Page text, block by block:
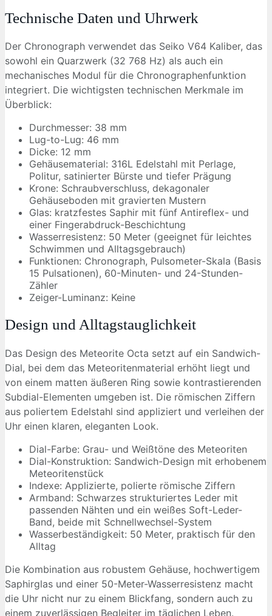
Technische Daten und Uhrwerk
Der Chronograph verwendet das Seiko V64 Kaliber, das
sowohl ein Quarzwerk (32 768 Hz) als auch ein
mechanisches Modul für die Chronographenfunktion
integriert. Die wichtigsten technischen Merkmale im
Überblick:
Durchmesser: 38 mm
Lug-to-Lug: 46 mm
Dicke: 12 mm
Gehäusematerial: 316L Edelstahl mit Perlage,
Politur, satinierter Bürste und tiefer Prägung
Krone: Schraubverschluss, dekagonaler
Gehäuseboden mit gravierten Mustern
Glas: kratzfestes Saphir mit fünf Antireflex- und
einer Fingerabdruck-Beschichtung
Wasserresistenz: 50 Meter (geeignet für leichtes
Schwimmen und Alltagsgebrauch)
Funktionen: Chronograph, Pulsometer-Skala (Basis
15 Pulsationen), 60-Minuten- und 24-Stunden-
Zähler
Zeiger-Luminanz: Keine
Design und Alltagstauglichkeit
Das Design des Meteorite Octa setzt auf ein Sandwich-
Dial, bei dem das Meteoritenmaterial erhöht liegt und
von einem matten äußeren Ring sowie kontrastierenden
Subdial-Elementen umgeben ist. Die römischen Ziffern
aus poliertem Edelstahl sind appliziert und verleihen der
Uhr einen klaren, eleganten Look.
Dial-Farbe: Grau- und Weißtöne des Meteoriten
Dial-Konstruktion: Sandwich-Design mit erhobenem
Meteoritenstück
Indexe: Applizierte, polierte römische Ziffern
Armband: Schwarzes strukturiertes Leder mit
passenden Nähten und ein weißes Soft-Leder-
Band, beide mit Schnellwechsel-System
Wasserbeständigkeit: 50 Meter, praktisch für den
Alltag
Die Kombination aus robustem Gehäuse, hochwertigem
Saphirglas und einer 50-Meter-Wasserresistenz macht
die Uhr nicht nur zu einem Blickfang, sondern auch zu
einem zuverlässigen Begleiter im täglichen Leben.